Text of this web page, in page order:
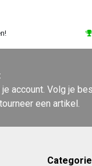
account. Volg je
een artikel.